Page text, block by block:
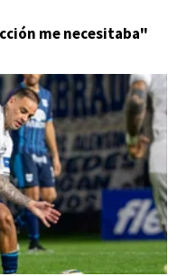
me necesitaba"